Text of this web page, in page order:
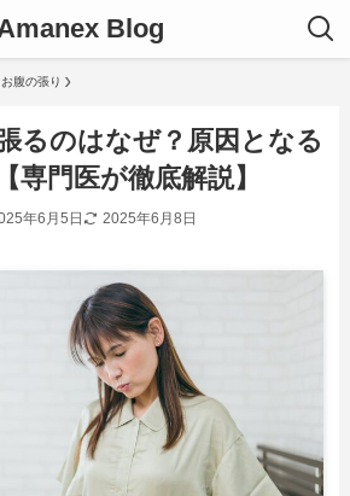
Blog
腹の張り
るのはなぜ？原因となる
専門医が徹底解説】
年6月5日 2025年6月8日